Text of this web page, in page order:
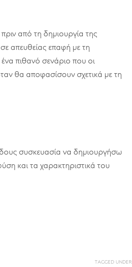
από τη δημιουργία της
απευθείας επαφή με τη
ένα πιθανό σενάριο που οι
θα αποφασίσουν σχετικά με τη
συσκευασία να δημιουργήσω
και τα χαρακτηριστικά του
TAGGED UNDER: